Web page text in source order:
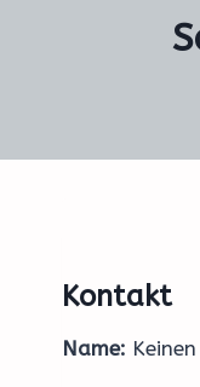
Kontakt
Name: